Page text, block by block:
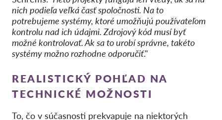
nich podieľa veľká časť spoločnosti. Na to
potrebujeme systémy, ktoré umožňujú používateľom
kontrolu nad ich údajmi. Zdrojový kód musí byť
možné kontrolovať. Ak sa to urobí správne, takéto
systémy možno rozhodne odporučiť."
REALISTICKÝ POHĽAD NA
TECHNICKÉ MOŽNOSTI
To, čo v súčasnosti prekvapuje na niektorých